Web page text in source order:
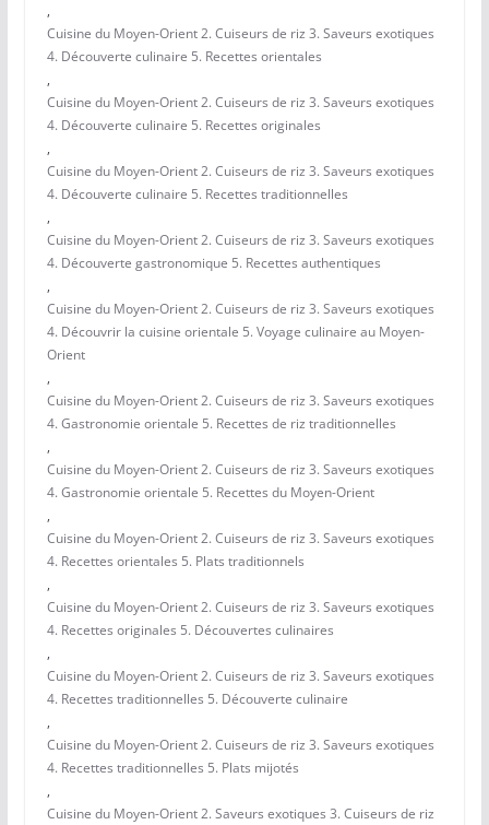
,
Cuisine du Moyen-Orient 2. Cuiseurs de riz 3. Saveurs exotiques
4. Découverte culinaire 5. Recettes orientales
,
Cuisine du Moyen-Orient 2. Cuiseurs de riz 3. Saveurs exotiques
4. Découverte culinaire 5. Recettes originales
,
Cuisine du Moyen-Orient 2. Cuiseurs de riz 3. Saveurs exotiques
4. Découverte culinaire 5. Recettes traditionnelles
,
Cuisine du Moyen-Orient 2. Cuiseurs de riz 3. Saveurs exotiques
4. Découverte gastronomique 5. Recettes authentiques
,
Cuisine du Moyen-Orient 2. Cuiseurs de riz 3. Saveurs exotiques
4. Découvrir la cuisine orientale 5. Voyage culinaire au Moyen-
Orient
,
Cuisine du Moyen-Orient 2. Cuiseurs de riz 3. Saveurs exotiques
4. Gastronomie orientale 5. Recettes de riz traditionnelles
,
Cuisine du Moyen-Orient 2. Cuiseurs de riz 3. Saveurs exotiques
4. Gastronomie orientale 5. Recettes du Moyen-Orient
,
Cuisine du Moyen-Orient 2. Cuiseurs de riz 3. Saveurs exotiques
4. Recettes orientales 5. Plats traditionnels
,
Cuisine du Moyen-Orient 2. Cuiseurs de riz 3. Saveurs exotiques
4. Recettes originales 5. Découvertes culinaires
,
Cuisine du Moyen-Orient 2. Cuiseurs de riz 3. Saveurs exotiques
4. Recettes traditionnelles 5. Découverte culinaire
,
Cuisine du Moyen-Orient 2. Cuiseurs de riz 3. Saveurs exotiques
4. Recettes traditionnelles 5. Plats mijotés
,
Cuisine du Moyen-Orient 2. Saveurs exotiques 3. Cuiseurs de riz